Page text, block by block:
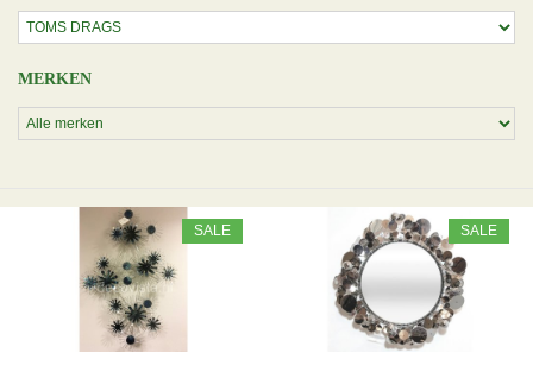
MERKEN
SALE SALE